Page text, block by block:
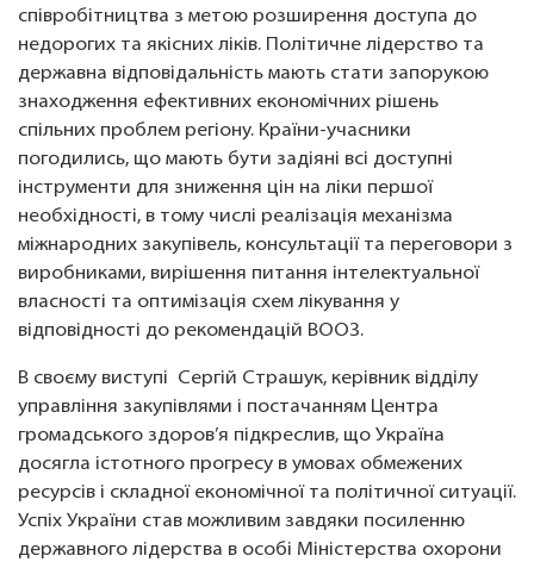
співробітництва з метою розширення доступа до
недорогих та якісних ліків. Політичне лідерство та
державна відповідальність мають стати запорукою
знаходження ефективних економічних рішень
спільних проблем регіону. Країни-учасники
погодились, що мають бути задіяні всі доступні
інструменти для зниження цін на ліки першої
необхідності, в тому числі реалізація механізма
міжнародних закупівель, консультації та переговори з
виробниками, вирішення питання інтелектуальної
власності та оптимізація схем лікування у
відповідності до рекомендацій ВООЗ.
В своєму виступі Сергій Страшук, керівник відділу
управління закупівлями і постачанням Центра
громадського здоров’я підкреслив, що Україна
досягла істотного прогресу в умовах обмежених
ресурсів і складної економічної та політичної ситуації.
Успіх України став можливим завдяки посиленню
державного лідерства в особі Міністерства охорони